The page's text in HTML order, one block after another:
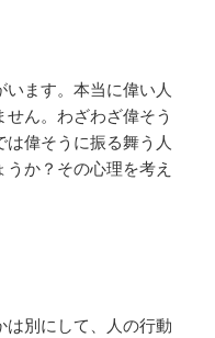
ます。本当に偉い人
ん。わざわざ偉そう
偉そうに振る舞う人
か？その心理を考え
別にして、人の行動